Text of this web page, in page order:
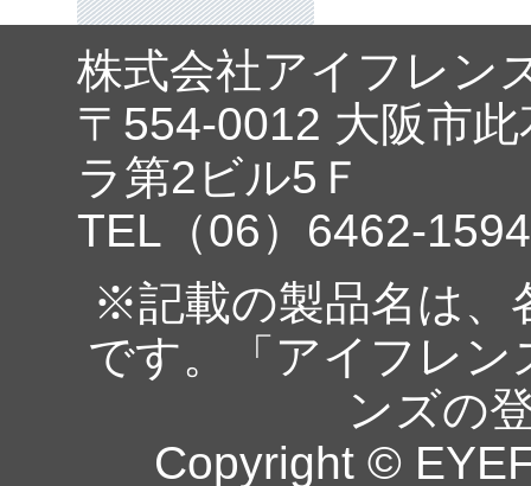
株式会社アイフレン
〒554-0012 大阪市
ラ第2ビル5Ｆ
TEL（06）6462-
※記載の製品名は、
です。「アイフレ
ンズの
Copyright ©